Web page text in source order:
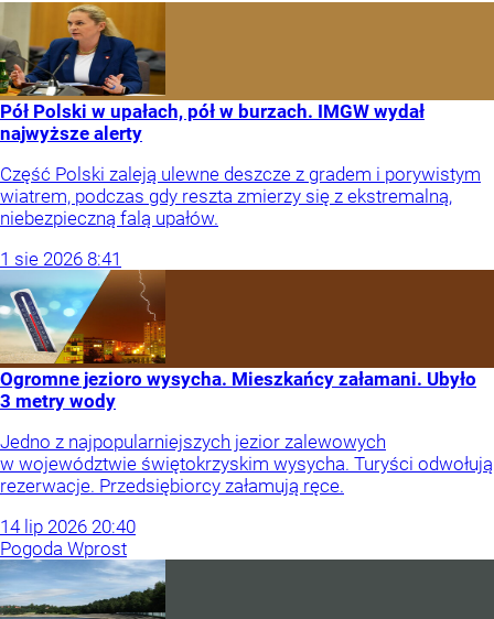
Pół Polski w upałach, pół w burzach. IMGW wydał
najwyższe alerty
Część Polski zaleją ulewne deszcze z gradem i porywistym
wiatrem, podczas gdy reszta zmierzy się z ekstremalną,
niebezpieczną falą upałów.
1 sie 2026 8:41
Ogromne jezioro wysycha. Mieszkańcy załamani. Ubyło
3 metry wody
Jedno z najpopularniejszych jezior zalewowych
w województwie świętokrzyskim wysycha. Turyści odwołują
rezerwacje. Przedsiębiorcy załamują ręce.
14 lip 2026 20:40
Pogoda Wprost